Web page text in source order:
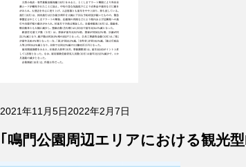
投
日:
2021年11月5日2022年2月7日
｢鳴門公園周辺エリアにおける観光